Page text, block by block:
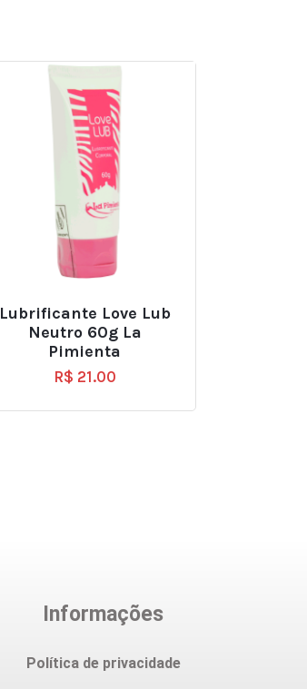
Lubrificante Love Lub
Neutro 60g La
Pimienta
R$ 21.00
Informações
Política de privacidade